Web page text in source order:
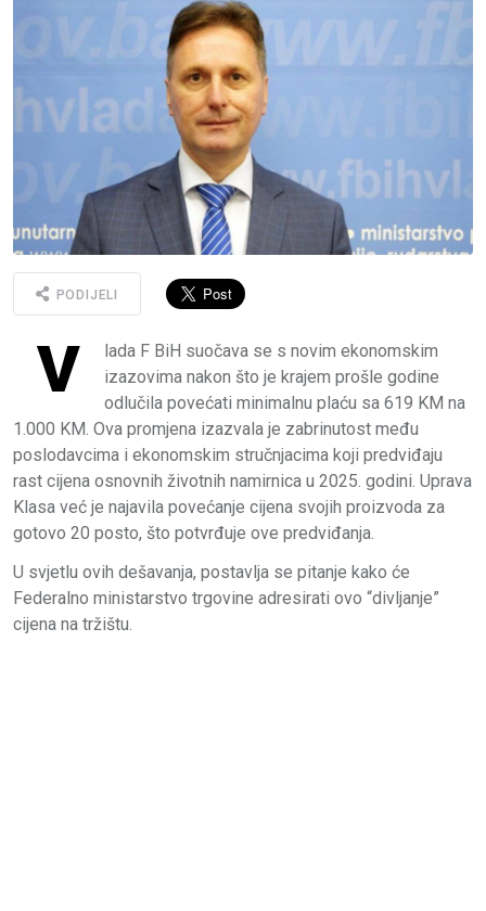
PODIJELI
V
lada F BiH suočava se s novim ekonomskim
izazovima nakon što je krajem prošle godine
odlučila povećati minimalnu plaću sa 619 KM na
1.000 KM. Ova promjena izazvala je zabrinutost među
poslodavcima i ekonomskim stručnjacima koji predviđaju
rast cijena osnovnih životnih namirnica u 2025. godini. Uprava
Klasa već je najavila povećanje cijena svojih proizvoda za
gotovo 20 posto, što potvrđuje ove predviđanja.
U svjetlu ovih dešavanja, postavlja se pitanje kako će
Federalno ministarstvo trgovine adresirati ovo “divljanje”
cijena na tržištu.